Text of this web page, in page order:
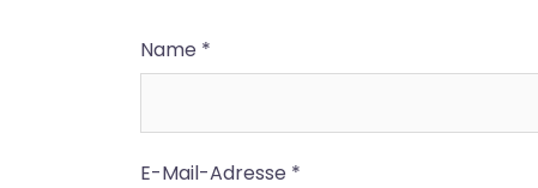
Name *
E-Mail-Adresse *